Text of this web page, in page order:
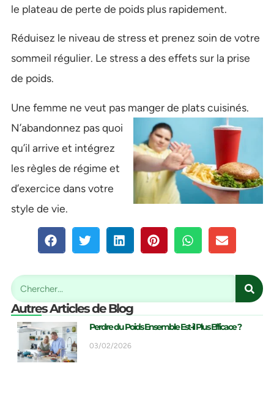
le plateau de perte de poids plus rapidement.
Réduisez le niveau de stress et prenez soin de votre
sommeil régulier. Le stress a des effets sur la prise
de poids.
Une femme ne veut pas manger de platscuisinés.
N’abandonnez pas quoi
qu’il arrive et intégrez
les règles de régime et
d’exercice dans votre
style de vie.
Autres Articles de Blog
Perdre du Poids Ensemble Est-il Plus Efficace ?
03/02/2026